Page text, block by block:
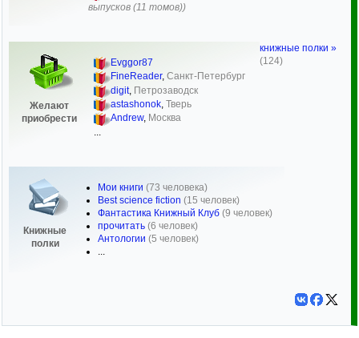
выпусков (11 томов))
Желают
приобрести
Evggor87
FineReader, Санкт-Петербург
digit, Петрозаводск
astashonok, Тверь
Andrew, Москва
Книжные
полки
Мои книги (73 человека)
Best science fiction (15 человек)
Фантастика Книжный Клуб (9 человек)
прочитать (6 человек)
Антологии (5 человек)
...
книжные полки »
(124)